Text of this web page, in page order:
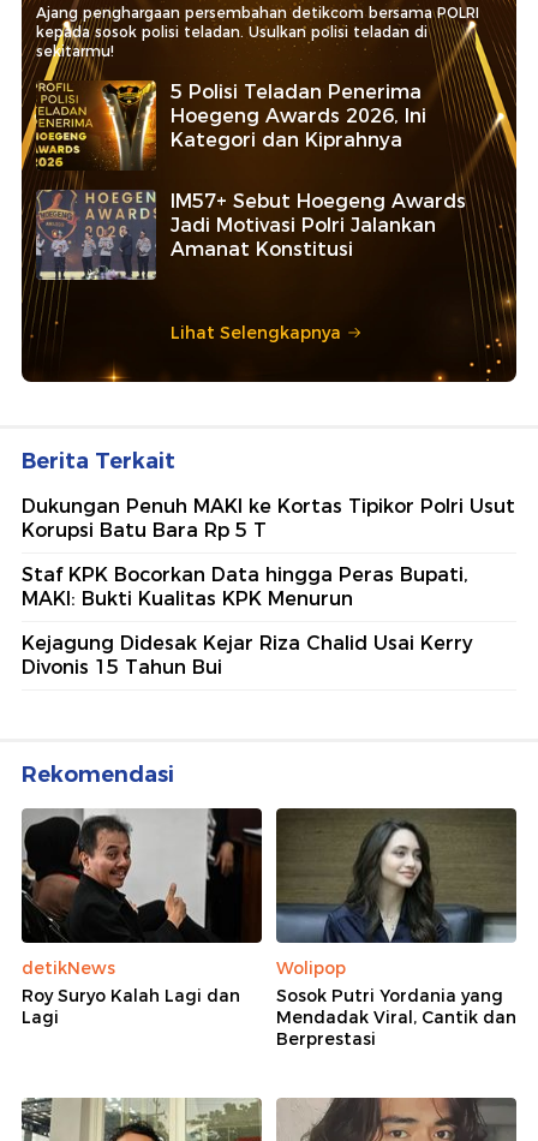
Ajang penghargaan persembahan detikcom bersama POLRI
kepada sosok polisi teladan. Usulkan polisi teladan di
sekitarmu!
5 Polisi Teladan Penerima
Hoegeng Awards 2026, Ini
Kategori dan Kiprahnya
IM57+ Sebut Hoegeng Awards
Jadi Motivasi Polri Jalankan
Amanat Konstitusi
Lihat Selengkapnya
Berita Terkait
Dukungan Penuh MAKI ke Kortas Tipikor Polri Usut
Korupsi Batu Bara Rp 5 T
Staf KPK Bocorkan Data hingga Peras Bupati,
MAKI: Bukti Kualitas KPK Menurun
Kejagung Didesak Kejar Riza Chalid Usai Kerry
Divonis 15 Tahun Bui
Rekomendasi
detikNews
Roy Suryo Kalah Lagi dan
Lagi
Wolipop
Sosok Putri Yordania yang
Mendadak Viral, Cantik dan
Berprestasi